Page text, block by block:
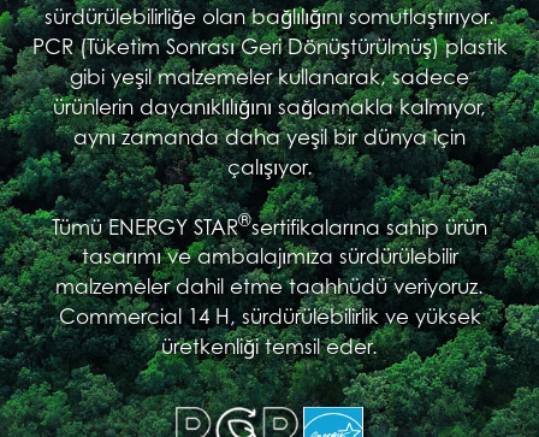
sürdürülebilirliğe olan bağlılığını somutlaştırıyor.
PCR (Tüketim Sonrası Geri Dönüştürülmüş) plastik
gibi yeşil malzemeler kullanarak, sadece
ürünlerin dayanıklılığını sağlamakla kalmıyor,
aynı zamanda daha yeşil bir dünya için
çalışıyor.
Tümü ENERGY STAR®sertifikalarına sahip ürün
tasarımı ve ambalajımıza sürdürülebilir
malzemeler dahil etme taahhüdü veriyoruz.
Commercial 14 H, sürdürülebilirlik ve yüksek
üretkenliği temsil eder.